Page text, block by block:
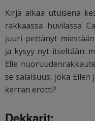
Kirja alkaa utuisena
rakkaassa huvilassa
juuri pettänyt
ja kysyy nyt itseltään:
Elle
se salaisuus, joka
kerran erotti?
Dekkarit: